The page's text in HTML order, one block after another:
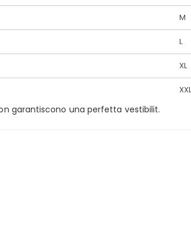
M
L
XL
XXL
garantiscono una perfetta vestibilit.